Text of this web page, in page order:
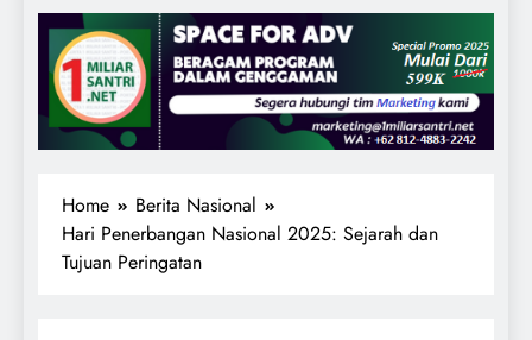
Home
Berita Nasional
Hari Penerbangan Nasional 2025: Sejarah dan
Tujuan Peringatan